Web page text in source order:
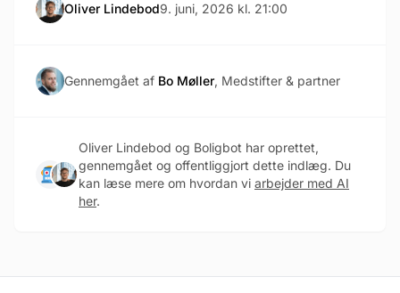
Oliver Lindebod9. juni, 2026 kl. 21:00
Gennemgået af Bo Møller, Medstifter & partner
Oliver Lindebod og Boligbot har oprettet,
gennemgået og offentliggjort dette indlæg. Du
kan læse mere om hvordan vi arbejder med AI
her.